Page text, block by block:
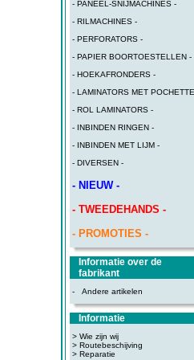
- PANEEL-SNIJMACHINES -
- RILMACHINES -
- PERFORATORS -
- PAPIER BOORTOESTELLEN -
- HOEKAFRONDERS -
- LAMINATORS MET
- ROL LAMINATORS -
- INBINDEN RINGEN -
- INBINDEN MET LIJM -
- DIVERSEN -
- NIEUW -
- TWEEDEHANDS -
- PROMOTIES -
Informatie over de
fabrikant
- Andere artikelen
Informatie
> Wie zijn wij
> Routebeschijving
> Reparatie